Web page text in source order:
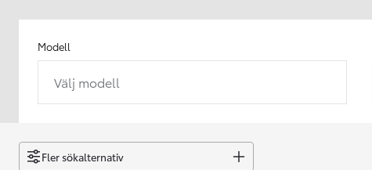
Från 238 900 kr
Easy Billån
GR Yaris
BENSIN
Modell
Välj modell
Fler sökalternativ